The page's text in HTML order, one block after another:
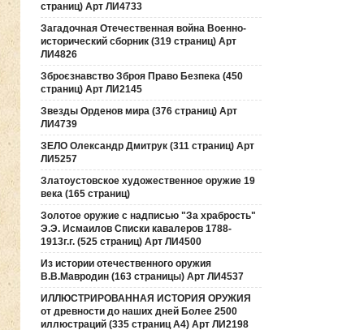
страниц) Арт ЛИ4733
Загадочная Отечественная война Военно-
исторический сборник (319 страниц) Арт
ЛИ4826
Зброєзнавство Зброя Право Безпека (450
страниц) Арт ЛИ2145
Звезды Орденов мира (376 страниц) Арт
ЛИ4739
ЗЕЛО Олександр Дмитрук (311 страниц) Арт
ЛИ5257
Златоустовское художественное оружие 19
века (165 страниц)
Золотое оружие с надписью "За храбрость"
Э.Э. Исмаилов Списки кавалеров 1788-
1913г.г. (525 страниц) Арт ЛИ4500
Из истории отечественного оружия
В.В.Мавродин (163 страницы) Арт ЛИ4537
ИЛЛЮСТРИРОВАННАЯ ИСТОРИЯ ОРУЖИЯ
от древности до наших дней Более 2500
иллюстраций (335 страниц А4) Арт ЛИ2198